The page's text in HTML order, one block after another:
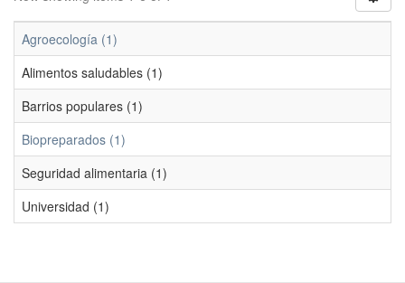
Agroecología (1)
Alimentos saludables (1)
Barrios populares (1)
Biopreparados (1)
Seguridad alimentaria (1)
Universidad (1)